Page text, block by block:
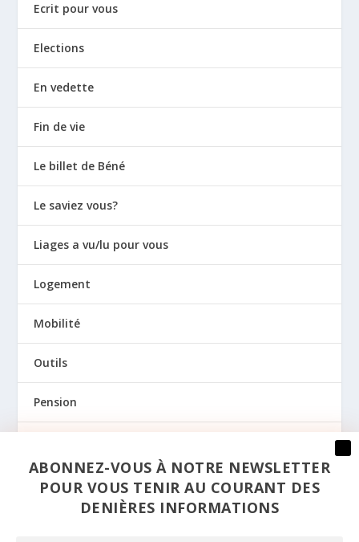
ABONNEZ-VOUS À NOTRE NEWSLETTER
POUR VOUS TENIR AU COURANT DES
DENIÈRES INFORMATIONS
Ecrit pour vous
Elections
En vedette
Fin de vie
Le billet de Béné
Le saviez vous?
Liages a vu/lu pour vous
Logement
Mobilité
Outils
Pension
Regards